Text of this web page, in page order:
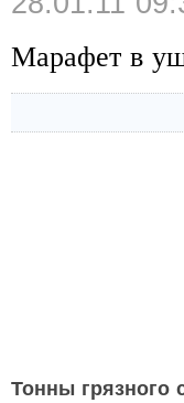
Марафет в
Тонны грязного